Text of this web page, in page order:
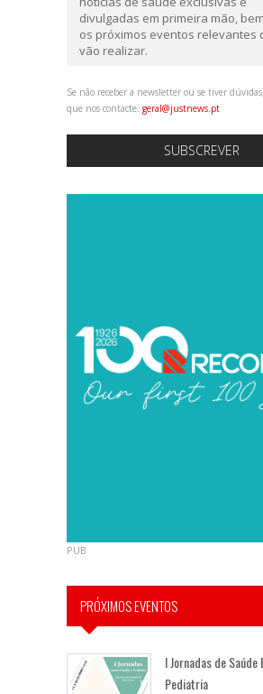
divulgadas em primeira mão,
os próximos eventos relevantes
vão realizar.
Se não receber a newsletter ou se tiver
que nos contacte: geral@justnews.pt
SUBSCREVER
PUB
PRÓXIMOS EVENTOS
I Jornadas de Saúde
Pediatria